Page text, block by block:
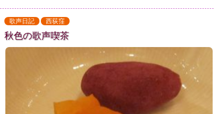
歌声日記 西荻窪
秋色の歌声喫茶